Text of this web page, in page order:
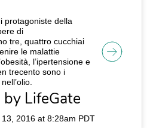
protagoniste della
di
tre, quattro cucchiai
le malattie
l’ipertensione e
trecento sono i
LifeGate
13, 2016 at 8:28am PDT